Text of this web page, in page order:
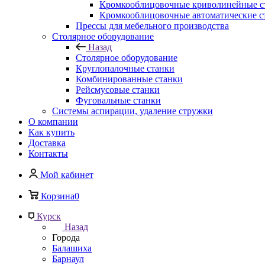
Кромкооблицовочные криволинейные
Кромкооблицовочные автоматические
Прессы для мебельного производства
Столярное оборудование
Назад
Столярное оборудование
Круглопалочные станки
Комбинированные станки
Рейсмусовые станки
Фуговальные станки
Системы аспирации, удаление стружки
О компании
Как купить
Доставка
Контакты
Мой кабинет
Корзина0
Курск
Назад
Города
Балашиха
Барнаул